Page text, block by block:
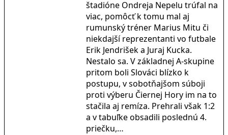
štadióne Ondreja Nepelu trúfal na
viac, pomôcť k tomu mal aj
rumunský tréner Marius Mitu či
niekdajší reprezentanti vo futbale
Erik Jendrišek a Juraj Kucka.
Nestalo sa. V základnej A-skupine
pritom boli Slováci blízko k
postupu, v sobotňajšom súboji
proti výberu Čiernej Hory im na to
stačila aj remíza. Prehrali však 1:2
a v tabuľke obsadili poslednú 4.
priečku,…